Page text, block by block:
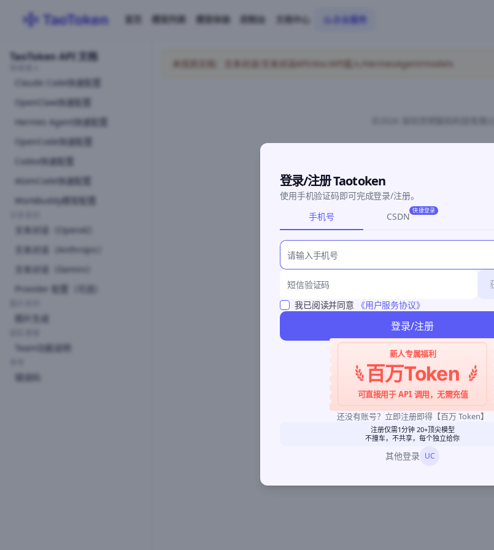
首页 模型列表 模型体验 控制台 文档中心 企业服务
TaoToken API 文档
Claude Code快速配置
OpenClaw快速配置
Hermes Agent快速配置
OpenCode快速配置
Codex快速配置
AtomCode快速配置
WorkBuddy模型配置
文本对话（OpenAI）
文本对话（Anthropic）
文本对话（Gemini）
Provider 配置（可选）
图片生成
Team功能说明
错误码
未找到文档：文本对话/文本对话API/doc/API接入/HermesAgent/models
登录/注册 Taotoken
使用手机验证码即可完成登录/注册。
手机号
CSDN
快捷登录
我已阅读并同意
《用户服务协议》
登录/注册
新人专属福利
百万Token
可直接用于 API 调用，无需充值
还没有账号？立即注册即得【百万 Token】
注册仅需1分钟 20+顶尖模型
不撞车，不共享，每个独立给你
其他登录 UC